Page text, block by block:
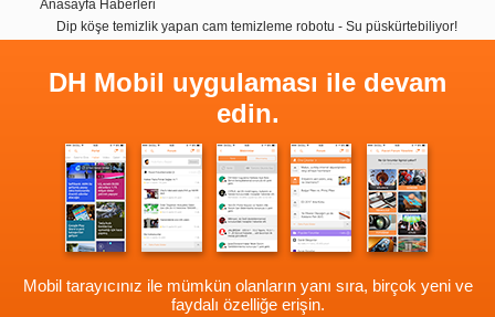
Anasayfa Haberleri
Dip köşe temizlik yapan cam temizleme robotu - Su püskürtebiliyor!
DH Mobil uygulaması ile devam
edin.
Mobil tarayıcınız ile mümkün olanların yanı sıra, birçok yeni ve
faydalı özelliğe erişin.